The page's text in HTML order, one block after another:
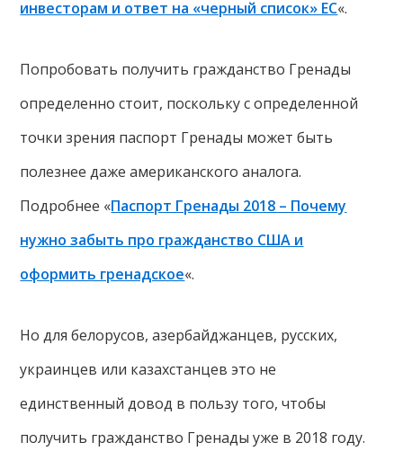
инвесторам и ответ на «черный список» ЕС«.
Попробовать получить гражданство Гренады
определенно стоит, поскольку с определенной
точки зрения паспорт Гренады может быть
полезнее даже американского аналога.
Подробнее «Паспорт Гренады 2018 – Почему
нужно забыть про гражданство США и
оформить гренадское«.
Но для белорусов, азербайджанцев, русских,
украинцев или казахстанцев это не
единственный довод в пользу того, чтобы
получить гражданство Гренады уже в 2018 году.